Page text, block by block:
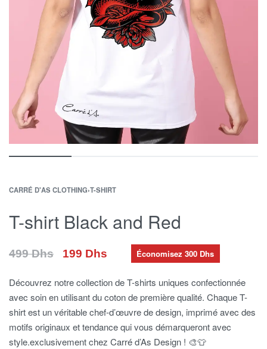
CARRÉ D'AS CLOTHING›T-SHIRT
T-shirt Black and Red
499Dhs 199 Dhs Économisez 300 Dhs
Découvrez notre collection de T-shirts uniques confectionnée
avec soin en utilisant du coton de première qualité. Chaque T-
shirt est un véritable chef-d’œuvre de design, imprimé avec des
motifs originaux et tendance qui vous démarqueront avec
style.exclusivement chez Carré d’As Design ! 🎨👕